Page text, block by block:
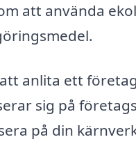
att använda
anlita ett
sig på
på din